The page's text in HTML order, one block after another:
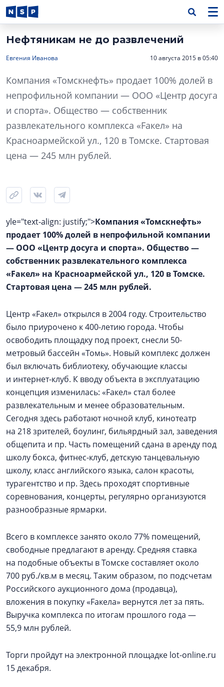
Нефтяникам не до развлечений
Евгения Иванова 10 августа 2015 в 05:40
Компания «Томскнефть» продает 100% долей в
непрофильной компании — ООО «Центр досуга
и спорта». Общество — собственник
развлекательного комплекса «Fакел» на
Красноармейской ул., 120 в Томске. Стартовая
цена — 245 млн рублей.
yle="text-align: justify;">Компания «Томскнефть»
продает 100% долей в непрофильной компании
— ООО «Центр досуга и спорта». Общество —
собственник развлекательного комплекса
«Fакел» на Красноармейской ул., 120 в Томске.
Стартовая цена — 245 млн рублей.
Центр «Fакел» открылся в 2004 году. Строительство
было приурочено к 400-летию города. Чтобы
освободить площадку под проект, снесли 50-
метровый бассейн «Томь». Новый комплекс должен
был включать библиотеку, обучающие классы
и интернет-клуб. К вводу объекта в эксплуатацию
концепция изменилась: «Fакел» стал более
развлекательным и менее образовательным.
Сегодня здесь работают ночной клуб, кинотеатр
на 218 зрителей, боулинг, бильярдный зал, заведения
общепита и пр. Часть помещений сдана в аренду под
школу бокса, фитнес-клуб, детскую танцевальную
школу, класс английского языка, салон красоты,
турагентство и пр. Здесь проходят спортивные
соревнования, концерты, регулярно организуются
разнообразные ярмарки.
Всего в комплексе занято около 77% помещений,
свободные предлагают в аренду. Средняя ставка
на подобные объекты в Томске составляет около
700 руб./кв.м в месяц. Таким образом, по подсчетам
Российского аукционного дома (продавца),
вложения в покупку «Fакела» вернутся лет за пять.
Выручка комплекса по итогам прошлого года —
55,9 млн рублей.
Торги пройдут на электронной площадке lot-online.ru
15 декабря.